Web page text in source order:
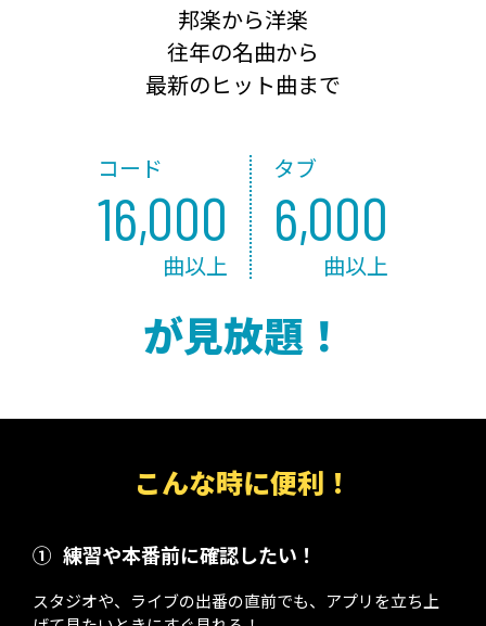
邦楽から洋楽
往年の名曲から
最新のヒット曲まで
コード
16,000
曲以上
タブ
6,000
曲以上
が見放題！
こんな時に便利！
① 練習や本番前に確認したい！
スタジオや、ライブの出番の直前でも、アプリを立ち上